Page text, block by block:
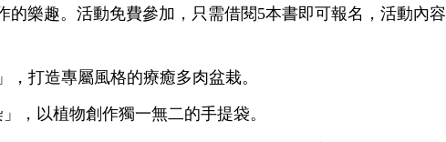
的樂趣。活動免費參加，只需借閱5本書即可報名，活動內容
，打造專屬風格的療癒多肉盆栽。
，以植物創作獨一無二的手提袋。